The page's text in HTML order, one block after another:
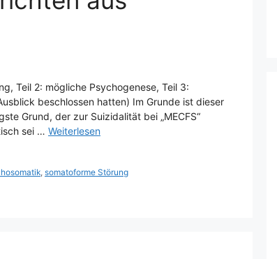
Teil 2: mögliche Psychogenese, Teil 3:
beschlossen hatten) Im Grunde ist dieser
Grund, der zur Suizidalität bei „MECFS“
sei … Weiterlesen
,somatoforme Störung